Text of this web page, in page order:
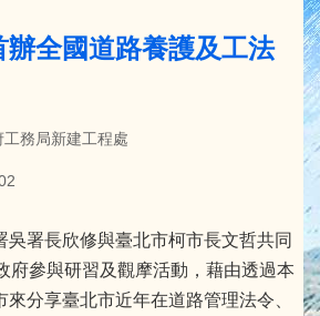
辦全國道路養護及工法
務局新建工程處
吳署長欣修與臺北市柯市長文哲共同
府參與研習及觀摩活動，藉由透過本
分享臺北市近年在道路管理法令、